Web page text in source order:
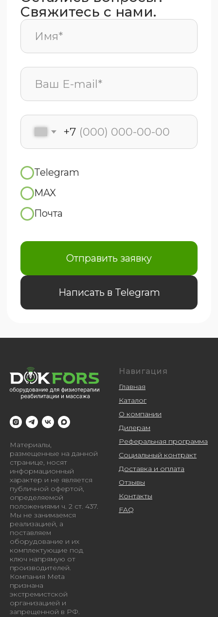
Материалы,
размещенные на данной
странице, носят
информационный
характер и не является
публичной офертой,
определяемой
положениями ч. 2 ст. 437.
Мы не занимаемся
реализацией, а
поставляем
оборудование и их
комплектующие под
ключ напрямую от
производителей.
Компания Meta
признана
экстремистской
организацией и
запрещенной в РФ.
Навигация
Главная
Каталог
О компании
Дилерам
Реферальная программа
Социальный контракт
Доставка и оплата
Отзывы
Контакты
FAQ